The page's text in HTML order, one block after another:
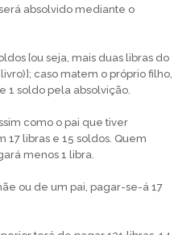
absolvido mediante o
[ou seja, mais duas libras do
caso matem o próprio filho,
1 soldo pela absolvição.
como o pai que tiver
libras e 15 soldos. Quem
menos 1 libra.
ou de um pai, pagar-se-á 17